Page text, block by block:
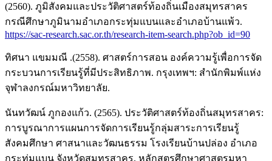
(2560). ภูมิสังคมและประวัติศาสตร์ท้องถิ่นเมืองสมุทรสาคร
กรณีศึกษาภูมินามอำเภอกระทุ่มแบนและอำเภอบ้านแพ้ว.
https://sac-research.sac.or.th/research-item-search.php?ob_id=90
ทิศนา แขมมณี .(2558). ศาสตร์การสอน องค์ความรู้เพื่อการจัด
กระบวนการเรียนรู้ที่มีประสิทธิภาพ. กรุงเทพฯ: สำนักพิมพ์แห่ง
จุฬาลงกรณ์มหาวิทยาลัย.
นันทวัฒน์ ภูกองแก้ว. (2565). ประวัติศาสตร์ท้องถิ่นสมุทรสาคร:
การบูรณาการแผนการจัดการเรียนรู้กลุ่มสาระการเรียนรู้
สังคมศึกษา ศาสนาและวัฒนธรรม โรงเรียนบ้านปล่อง อำเภอ
กระทุ่มแบน จังหวัดสมุทรสาคร. หลักสูตรศึกษาศาสตรมหา